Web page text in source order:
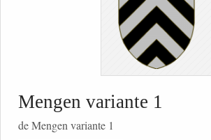
Mengen variante 1
de Mengen variante 1